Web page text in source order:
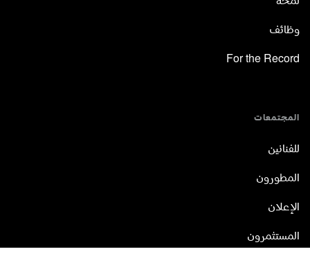
وظائف
For the Record
المجتمعات
للفنانين
المطورون
الإعلان
المستثمرون